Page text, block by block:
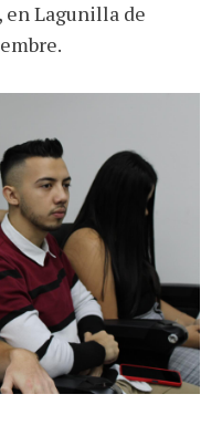
en Lagunilla de